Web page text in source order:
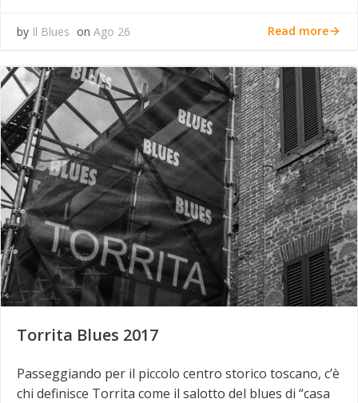
by Il Blues on Ago 26 Read more
Torrita Blues 2017
Passeggiando per il piccolo centro storico toscano, c’è
chi definisce Torrita come il salotto del blues di “casa